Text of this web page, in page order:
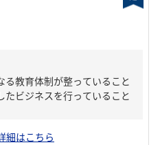
教育体制が整っていること
ビジネスを行っていること
細はこちら